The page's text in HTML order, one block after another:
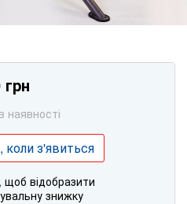
грн
наявності
коли з'явиться
, щоб відобразити
знижку